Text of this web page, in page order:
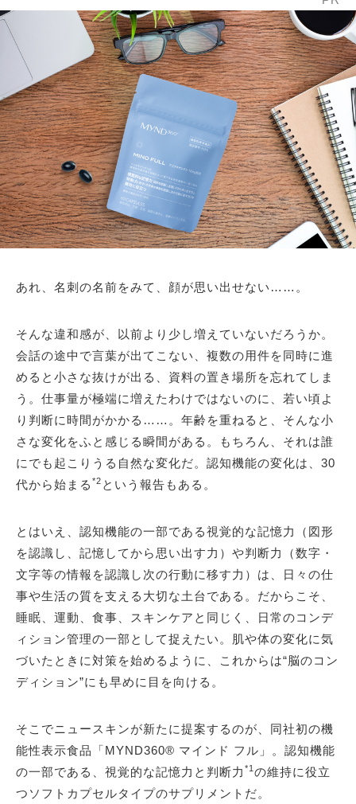
あれ、名刺の名前をみて、顔が思い出せない……。
そんな違和感が、以前より少し増えていないだろうか。
会話の途中で言葉が出てこない、複数の用件を同時に進
めると小さな抜けが出る、資料の置き場所を忘れてしま
う。仕事量が極端に増えたわけではないのに、若い頃よ
り判断に時間がかかる……。年齢を重ねると、そんな小
さな変化をふと感じる瞬間がある。もちろん、それは誰
にでも起こりうる自然な変化だ。認知機能の変化は、30
代から始まる *2 という報告もある。
とはいえ、認知機能の一部である視覚的な記憶力（図形
を認識し、記憶してから思い出す力）や判断力（数字・
文字等の情報を認識し次の行動に移す力）は、日々の仕
事や生活の質を支える大切な土台である。だからこそ、
睡眠、運動、食事、スキンケアと同じく、日常のコンデ
ィション管理の一部として捉えたい。肌や体の変化に気
づいたときに対策を始めるように、これからは“脳のコン
ディション”にも早めに目を向ける。
そこでニュースキンが新たに提案するのが、同社初の機
能性表示食品「MYND360® マインド フル」。認知機能
の一部である、視覚的な記憶力と判断力 *1 の維持に役立
つソフトカプセルタイプのサプリメントだ。